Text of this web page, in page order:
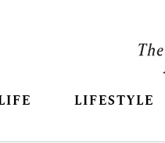
LIFESTYLE